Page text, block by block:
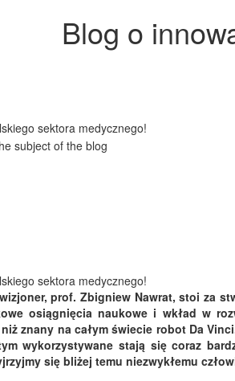
Blog o
sektora medycznego!
sektora medycznego!
prof. Zbigniew Nawrat, stoi za
osiągnięcia naukowe i wkład w
znany na całym świecie robot Da
wykorzystywane stają się coraz
się bliżej temu niezwykłemu